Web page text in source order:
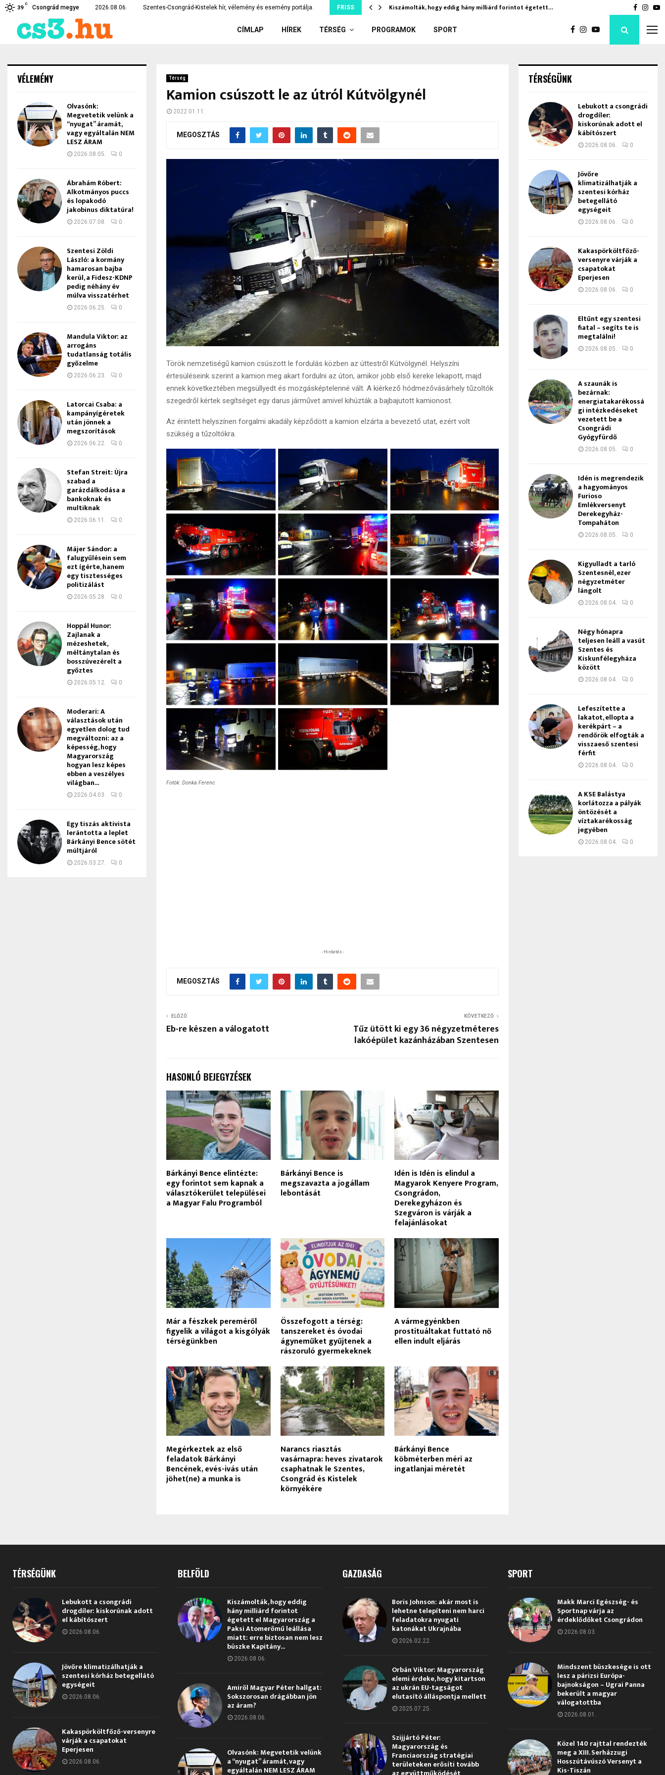
39
C
Csongrád megye 2026.08.06. Szentes-Csongrád-Kistelek hír, vélemény és esemény portálja. FRISS
intézkedéseket vezetett… Lebukott a csongrádi drogdíler: kiskorúnak adott el… Kiszámolták, hogy eddig hány milliárd forintot égetett… Jövőre
CÍMLAP HÍREK TÉRSÉG PROGRAMOK SPORT
Térség
Kamion csúszott le az útról Kútvölgynél
2022.01.11.
MEGOSZTÁS
Török nemzetiségű kamion csúszott le fordulás közben az úttestről Kútvölgynél. Helyszíni
értesüléseink szerint a kamion meg akart fordulni az úton, amikor jobb első kereke lekapott, majd
ennek következtében megsüllyedt és mozgásképtelenné vált. A kiérkező hódmezővásárhely tűzoltók
szegedről kértek segítséget egy darus járművet amivel kihúzták a bajbajutott kamionost.
Az érintett helyszínen forgalmi akadály képződött a kamion elzárta a bevezető utat, ezért volt
szükség a tűzoltókra.
Fotók: Donka Ferenc
- Hirdetés -
MEGOSZTÁS
ELŐZŐ
Eb-re készen a válogatott
KÖVETKEZŐ
Tűz ütött ki egy 36 négyzetméteres
lakóépület kazánházában Szentesen
HASONLÓ BEJEGYZÉSEK
Bárkányi Bence elintézte:
egy forintot sem kapnak a
választókerület települései
a Magyar Falu Programból
Bárkányi Bence is
megszavazta a jogállam
lebontását
Idén is Idén is elindul a
Magyarok Kenyere Program,
Csongrádon,
Derekegyházon és
Szegváron is várják a
felajánlásokat
Már a fészkek pereméről
figyelik a világot a kisgólyák
térségünkben
Összefogott a térség:
tanszereket és óvodai
ágyneműket gyűjtenek a
rászoruló gyermekeknek
A vármegyénkben
prostituáltakat futtató nő
ellen indult eljárás
Megérkeztek az első
feladatok Bárkányi
Bencének, evés-ivás után
jöhet(ne) a munka is
Narancs riasztás
vasárnapra: heves zivatarok
csaphatnak le Szentes,
Csongrád és Kistelek
környékére
Bárkányi Bence
köbméterben méri az
ingatlanjai méretét
VÉLEMÉNY
Olvasónk:
Megvetetik velünk a
“nyugat” áramát,
vagy egyáltalán NEM
LESZ ÁRAM
2026.08.05. 0
Ábrahám Róbert:
Alkotmányos puccs
és lopakodó
jakobinus diktatúra!
2026.07.08. 0
Szentesi Zöldi
László: a kormány
hamarosan bajba
kerül, a Fidesz-KDNP
pedig néhány év
múlva visszatérhet
2026.06.25. 0
Mandula Viktor: az
arrogáns
tudatlanság totális
győzelme
2026.06.23. 0
Latorcai Csaba: a
kampányígéretek
után jönnek a
megszorítások
2026.06.22. 0
Stefan Streit: Újra
szabad a
garázdálkodása a
bankoknak és
multiknak
2026.06.11. 0
Májer Sándor: a
falugyűlésein sem
ezt ígérte, hanem
egy tisztességes
politizálást
2026.05.28. 0
Hoppál Hunor:
Zajlanak a
mézeshetek,
méltánytalan és
bosszúvezérelt a
győztes
2026.05.12. 0
Moderari: A
választások után
egyetlen dolog tud
megváltozni: az a
képesség, hogy
Magyarország
hogyan lesz képes
ebben a veszélyes
világban...
2026.04.03. 0
Egy tiszás aktivista
lerántotta a leplet
Bárkányi Bence sötét
múltjáról
2026.03.27. 0
TÉRSÉGÜNK
Lebukott a csongrádi
drogdíler:
kiskorúnak adott el
kábítószert
2026.08.06. 0
Jövőre
klimatizálhatják a
szentesi kórház
betegellátó
egységeit
2026.08.06. 0
Kakaspörköltfőző-
versenyre várják a
csapatokat
Eperjesen
2026.08.06. 0
Eltűnt egy szentesi
fiatal – segíts te is
megtalálni!
2026.08.05. 0
A szaunák is
bezárnak:
energiatakarékossá
gi intézkedéseket
vezetett be a
Csongrádi
Gyógyfürdő
2026.08.05. 0
Idén is megrendezik
a hagyományos
Furioso
Emlékversenyt
Derekegyház-
Tompaháton
2026.08.05. 0
Kigyulladt a tarló
Szentesnél, ezer
négyzetméter
lángolt
2026.08.04. 0
Négy hónapra
teljesen leáll a vasút
Szentes és
Kiskunfélegyháza
között
2026.08.04. 0
Lefeszítette a
lakatot, ellopta a
kerékpárt – a
rendőrök elfogták a
visszaeső szentesi
férfit
2026.08.04. 0
A KSE Balástya
korlátozza a pályák
öntözését a
víztakarékosság
jegyében
2026.08.04. 0
TÉRSÉGÜNK
Lebukott a csongrádi
drogdíler: kiskorúnak adott
el kábítószert
2026.08.06.
Jövőre klimatizálhatják a
szentesi kórház betegellátó
egységeit
2026.08.06.
Kakaspörköltfőző-versenyre
várják a csapatokat
Eperjesen
2026.08.06.
BELFÖLD
Kiszámolták, hogy eddig
hány milliárd forintot
égetett el Magyarország a
Paksi Atomerőmű leállása
miatt: erre biztosan nem lesz
büszke Kapitány...
2026.08.06.
Amiről Magyar Péter hallgat:
Sokszorosan drágábban jön
az áram?
2026.08.06.
Olvasónk: Megvetetik velünk
a “nyugat” áramát, vagy
egyáltalán NEM LESZ ÁRAM
GAZDASÁG
Boris Johnson: akár most is
lehetne telepíteni nem harci
feladatokra nyugati
katonákat Ukrajnába
2026.02.22.
Orbán Viktor: Magyarország
elemi érdeke, hogy kitartson
az ukrán EU-tagságot
elutasító álláspontja mellett
2025.07.25.
Szijjártó Péter:
Magyarország és
Franciaország stratégiai
területeken erősíti tovább
SPORT
Makk Marci Egészség- és
Sportnap várja az
érdeklődőket Csongrádon
2026.08.03.
Mindszent büszkesége is ott
lesz a párizsi Európa-
bajnokságon – Ugrai Panna
bekerült a magyar
válogatottba
2026.08.01.
Közel 140 rajttal rendezték
meg a XIII. Serházzugi
Hosszútávúszó Versenyt a
Kis-Tiszán